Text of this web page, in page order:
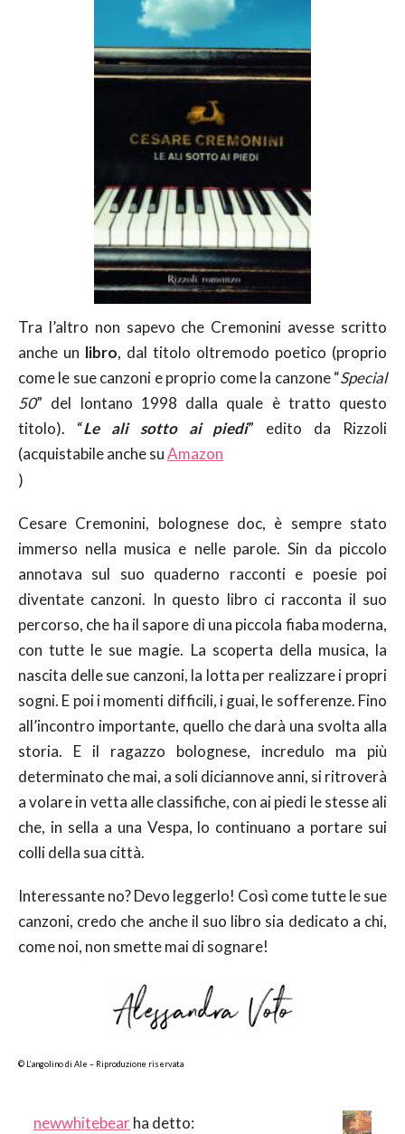
Tra l’altro non sapevo che Cremonini avesse scritto
anche un libro, dal titolo oltremodo poetico (proprio
come le sue canzoni e proprio come la canzone “Special
50” del lontano 1998 dalla quale è tratto questo
titolo). “Le ali sotto ai piedi” edito da Rizzoli
(acquistabile anche suAmazon
)
Cesare Cremonini, bolognese doc, è sempre stato
immerso nella musica e nelle parole. Sin da piccolo
annotava sul suo quaderno racconti e poesie poi
diventate canzoni. In questo libro ci racconta il suo
percorso, che ha il sapore di una piccola fiaba moderna,
con tutte le sue magie. La scoperta della musica, la
nascita delle sue canzoni, la lotta per realizzare i propri
sogni. E poi i momenti difficili, i guai, le sofferenze. Fino
all’incontro importante, quello che darà una svolta alla
storia. E il ragazzo bolognese, incredulo ma più
determinato che mai, a soli diciannove anni, si ritroverà
a volare in vetta alle classifiche, con ai piedi le stesse ali
che, in sella a una Vespa, lo continuano a portare sui
colli della sua città.
Interessante no? Devo leggerlo! Così come tutte le sue
canzoni, credo che anche il suo libro sia dedicato a chi,
come noi, non smette mai di sognare!
© L’angolino di Ale – Riproduzione riservata
newwhitebearha detto: